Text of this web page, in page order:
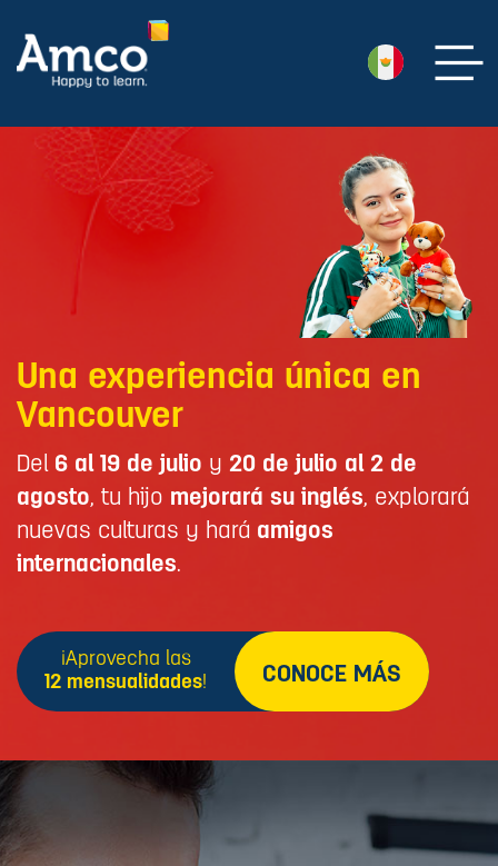
Una experiencia única en
Vancouver
Del 6 al 19 de julio y 20 de julio al 2 de
agosto, tu hijo mejorará su inglés, explorará
nuevas culturas y hará amigos
internacionales.
¡Aprovecha las
12 mensualidades! CONOCE MÁS